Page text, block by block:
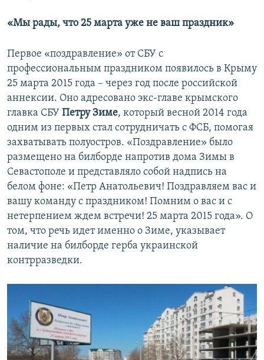
«Мы рады, что 25 марта уже не ваш праздник»
Первое «поздравление» от СБУ с
профессиональным праздником появилось в Крыму
25 марта 2015 года – через год после российской
аннексии. Оно адресовано экс-главе крымского
главка СБУ Петру Зиме, который весной 2014 года
одним из первых стал сотрудничать с ФСБ, помогая
захватывать полуостров. «Поздравление» было
размещено на билборде напротив дома Зимы в
Севастополе и представляло собой надпись на
белом фоне: «Петр Анатольевич! Поздравляем вас и
вашу команду с праздником! Помним о вас и с
нетерпением ждем встречи! 25 марта 2015 года». О
том, что речь идет именно о Зиме, указывает
наличие на билборде герба украинской
контрразведки.